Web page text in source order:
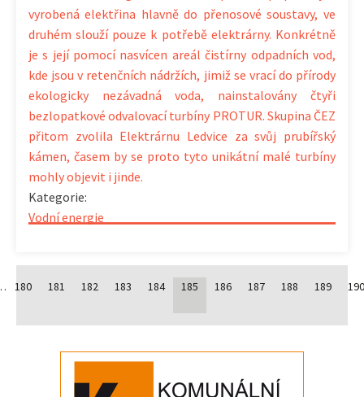
vyrobená elektřina hlavně do přenosové soustavy, ve
druhém slouží pouze k potřebě elektrárny. Konkrétně
je s její pomocí nasvícen areál čistírny odpadních vod,
kde jsou v retenčních nádržích, jimiž se vrací do přírody
ekologicky nezávadná voda, nainstalovány čtyři
bezlopatkové odvalovací turbíny PROTUR. Skupina ČEZ
přitom zvolila Elektrárnu Ledvice za svůj prubířský
kámen, časem by se proto tyto unikátní malé turbíny
mohly objevit i jinde.
Kategorie:
Vodní energie
180 181 182 183 184 185 186 187 188 189